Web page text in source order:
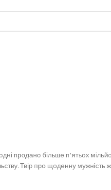
продано більше п’ятьох
Твір про щоденну мужність